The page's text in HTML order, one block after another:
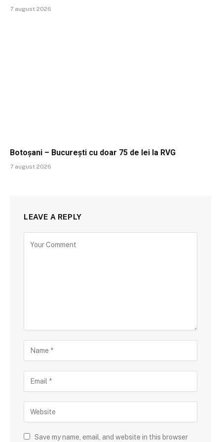
7 august 2026
Botoșani – București cu doar 75 de lei la RVG
7 august 2026
LEAVE A REPLY
Save my name, email, and website in this browser